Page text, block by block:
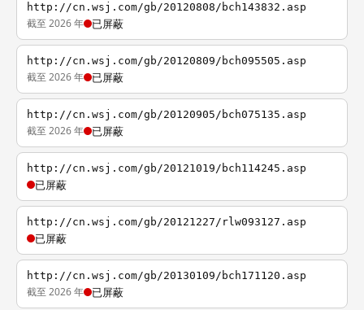
http://cn.wsj.com/gb/20120808/bch143832.asp
截至 2026 年 已屏蔽
http://cn.wsj.com/gb/20120809/bch095505.asp
截至 2026 年 已屏蔽
http://cn.wsj.com/gb/20120905/bch075135.asp
截至 2026 年 已屏蔽
http://cn.wsj.com/gb/20121019/bch114245.asp
已屏蔽
http://cn.wsj.com/gb/20121227/rlw093127.asp
已屏蔽
http://cn.wsj.com/gb/20130109/bch171120.asp
截至 2026 年 已屏蔽